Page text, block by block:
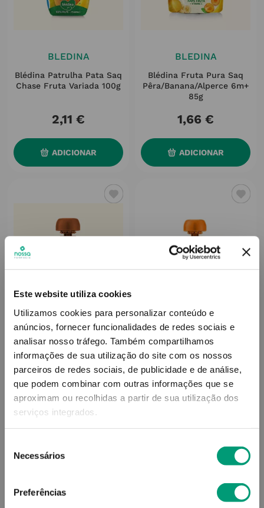
Este website utiliza cookies
Utilizamos cookies para personalizar conteúdo e
anúncios, fornecer funcionalidades de redes sociais e
analisar nosso tráfego. Também compartilhamos
informações de sua utilização do site com os nossos
parceiros de redes sociais, de publicidade e de análise,
que podem combinar com outras informações que se
aproximam ou recolhidas a partir de sua utilização dos
serviços integrados.
Necessários
Preferências
BLEDINA
Blédina Patrulha Pata Saq
Chase Fruta Variada 100g
2,11 €
ADICIONAR
BLEDINA
Blédina Fruta Pura Saq
Pêra/banana/alperce 6m+
85g
1,66 €
ADICIONAR
BLEDINA
Blédina Fruta Pura Saq
Maçã/pêra 6m+ 85g
1,66 €
BLEDINA
Blédina Fruta Pura Saq
Maçã/manga/laranja 6m+
ADICIONAR